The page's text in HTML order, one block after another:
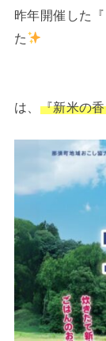
昨年開催した
た
キ
は、 『新米の